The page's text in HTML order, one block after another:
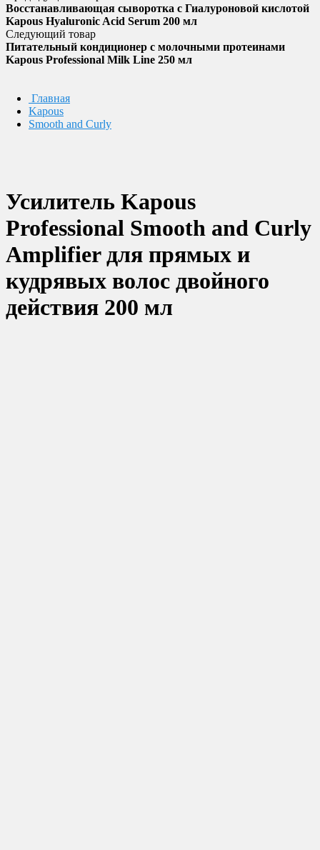
Восстанавливающая сыворотка с Гиалуроновой кислотой
Kapous Hyaluronic Acid Serum 200 мл
Следующий товар
Питательный кондиционер с молочными протеинами
Kapous Professional Milk Line 250 мл
Главная
Kapous
Smooth and Curly
Усилитель Kapous
Professional Smooth and Curly
Amplifier для прямых и
кудрявых волос двойного
действия 200 мл